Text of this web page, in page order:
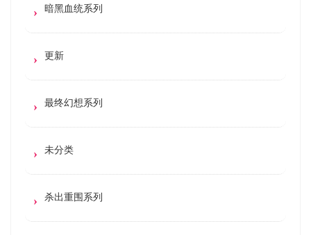
暗黑血统系列
更新
最终幻想系列
未分类
杀出重围系列